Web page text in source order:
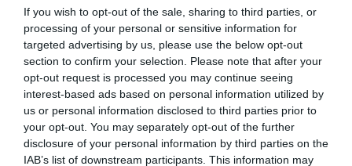
If you wish to opt-out of the sale, sharing to third parties, or
processing of your personal or sensitive information for
targeted advertising by us, please use the below opt-out
section to confirm your selection. Please note that after your
opt-out request is processed you may continue seeing
interest-based ads based on personal information utilized by
us or personal information disclosed to third parties prior to
your opt-out. You may separately opt-out of the further
disclosure of your personal information by third parties on the
IAB’s list of downstream participants. This information may
Cítricos Frutales Frutales en maceta
Naranja China-Calamondino-
Citrofortunella Microcarpa-
Citrofortunella Mitis
3 diciembre, 2017 Marisol Huesca
2 comentarios
Dificultad media
Árbol o arbusto ornamental de crecimiento redondeado y
erecto. Hojas perennes de color verde ovaladas. Floración